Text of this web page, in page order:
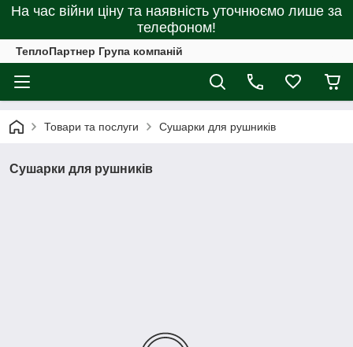
На час війни ціну та наявність уточнюємо лише за
телефоном!
ТеплоПартнер Група компаній
Товари та послуги Сушарки для рушників
Сушарки для рушників